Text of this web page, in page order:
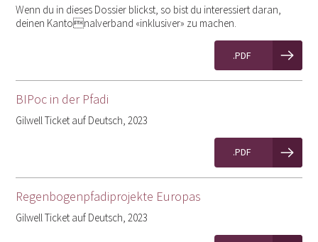
Wenn du in dieses Dossier blickst, so bist du interessiert daran,
deinen Kantonalverband «inklusiver» zu machen.
.PDF
BIPoc in der Pfadi
Gilwell Ticket auf Deutsch, 2023
.PDF
Regenbogenpfadiprojekte Europas
Gilwell Ticket auf Deutsch, 2023